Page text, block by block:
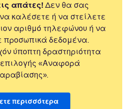
απάτες! Δεν θα σας
καλέσετε ή να στείλετε
αριθμό τηλεφώνου ή να
προσωπικά δεδομένα.
ύποπτη δραστηριότητα
«Αναφορά
περισσότερα